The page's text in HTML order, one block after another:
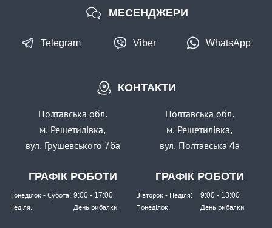
КОНТАКТИ
Полтавська обл.
м. Решетилівка,
вул. Грушевського 76а
ГРАФІК РОБОТИ
Понеділок - Субота: 9:00 - 17:00
Неділя:
День рибалки
Полтавська обл.
м. Решетилівка,
вул. Полтавська 4а
ГРАФІК РОБОТИ
Вівторок - Неділя:
9:00 - 13:00
Понеділок:
День рибалки
МЕСЕНДЖЕРИ
Telegram Viber WhatsApp